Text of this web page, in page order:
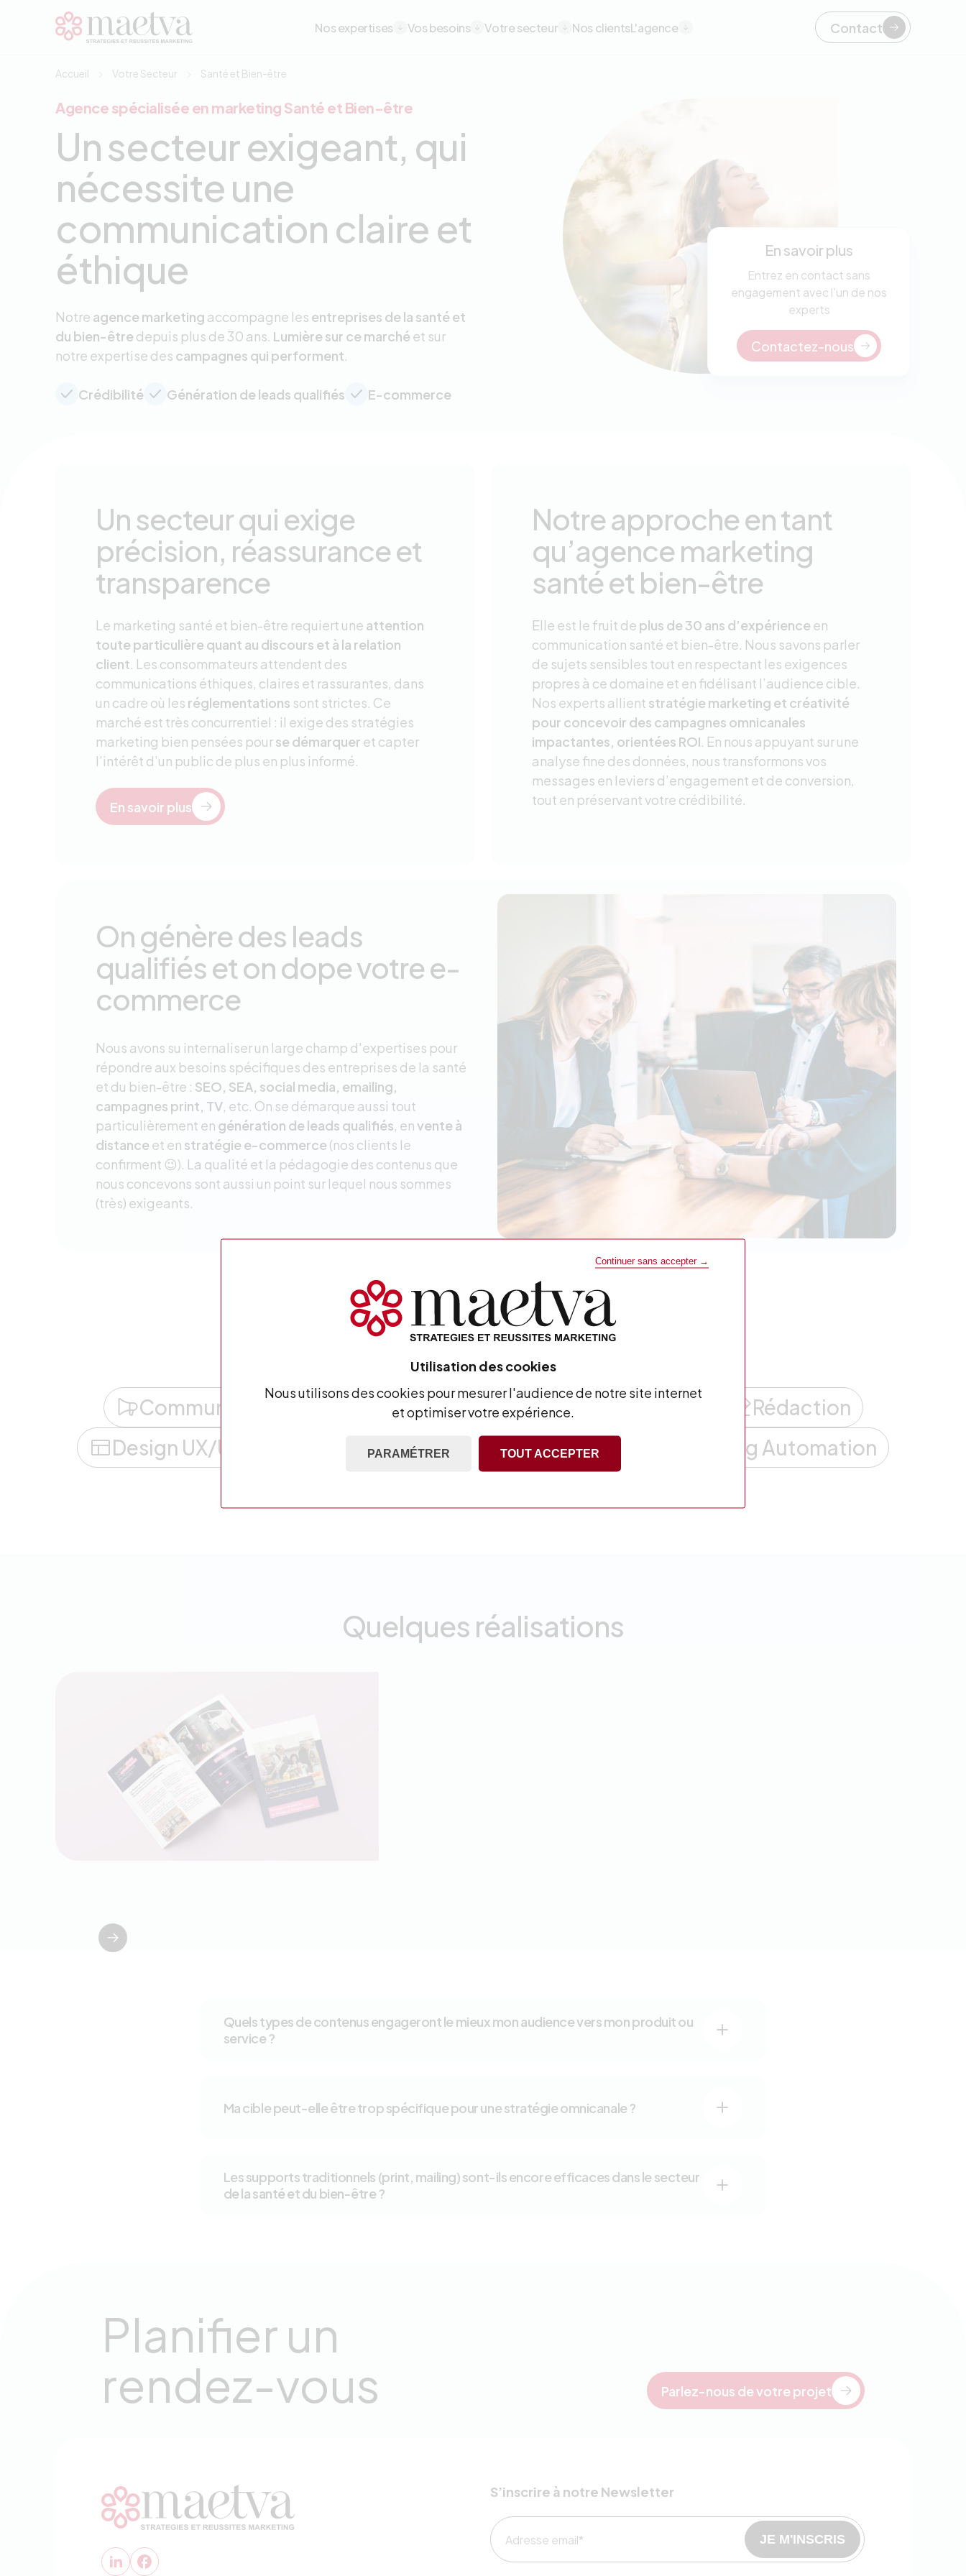
Continuer sans accepter →
Utilisation des cookies
Nous utilisons des cookies pour mesurer l'audience de notre site internet
et optimiser votre expérience.
PARAMÉTRER TOUT ACCEPTER
Aller au contenu principal
Nos expertises Vos besoins Votre secteur Nos clientsL'agence Contact
Accueil Votre Secteur Santé et Bien-être
Agence spécialisée en marketing Santé et Bien-être
Un secteur exigeant, qui
nécessite une
communication claire et
éthique
Notre agence marketing accompagne les entreprises de la santé et
du bien-être depuis plus de 30 ans. Lumière sur ce marché et sur
notre expertise des campagnes qui performent.
Crédibilité Génération de leads qualifiés E-commerce
En savoir plus
Entrez en contact sans
engagement avec l'un de nos
experts
Contactez-nous
Un secteur qui exige
précision, réassurance et
transparence
Le marketing santé et bien-être requiert une attention
toute particulière quant au discours et à la relation
client. Les consommateurs attendent des
communications éthiques, claires et rassurantes, dans
un cadre où les réglementations sont strictes. Ce
marché est très concurrentiel : il exige des stratégies
marketing bien pensées pourse démarquer et capter
l’intérêt d’un public de plus en plus informé.
En savoir plus
Notre approche en tant
qu’agence marketing
santé et bien-être
Elle est le fruit de plus de 30 ans d’expérience en
communication santé et bien-être. Nous savons parler
de sujets sensibles tout en respectant les exigences
propres à ce domaine et en fidélisant l’audience cible.
Nos experts allient stratégie marketing et créativité
pour concevoir des campagnes omnicanales
impactantes, orientées ROI. En nous appuyant sur une
analyse fine des données, nous transformons vos
messages en leviers d’engagement et de conversion,
tout en préservant votre crédibilité.
On génère des leads
qualifiés et on dope votre e-
commerce
Nous avons su internaliser un large champ d'expertises pour
répondre aux besoins spécifiques des entreprises de la santé
et du bien-être : SEO, SEA, social media, emailing,
campagnes print, TV, etc. On se démarque aussi tout
particulièrement en génération de leads qualifiés, envente à
distance et en stratégie e-commerce (nos clients le
confirment 😉). La qualité et la pédagogie des contenus que
nous concevons sont aussi un point sur lequel nous sommes
(très) exigeants.
NOS DOMAINES D’EXPERTISE
Développons ensemble vos résultats
Communication Google Ads Développement Web
Rédaction
Design UX/UI
Facebook Ads Data Marketing
Marketing Automation
Quelques réalisations
Quels types de contenus engageront le mieux mon audience vers mon produit ou
service ?
Ma cible peut-elle être trop spécifique pour une stratégie omnicanale ?
Les supports traditionnels (print, mailing) sont-ils encore efficaces dans le secteur
de la santé et du bien-être ?
Planifier un
rendez-vous
Parlez-nous de votre projet
S’inscrire à notre Newsletter
Adresse email*
JE M'INSCRIS